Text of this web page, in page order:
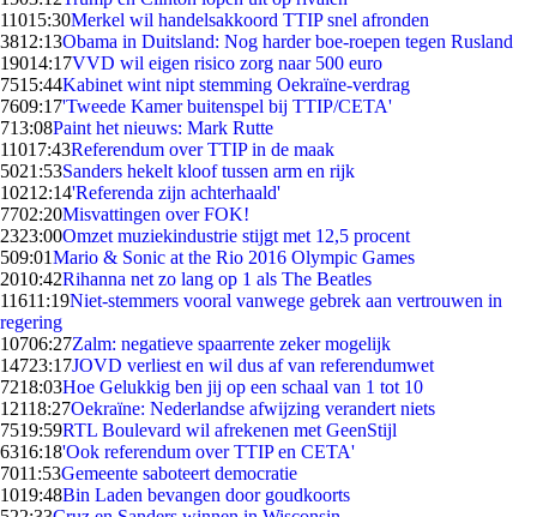
11015:30Merkel wil handelsakkoord TTIP snel afronden
3812:13Obama in Duitsland: Nog harder boe-roepen tegen Rusland
19014:17VVD wil eigen risico zorg naar 500 euro
7515:44Kabinet wint nipt stemming Oekraïne-verdrag
7609:17'Tweede Kamer buitenspel bij TTIP/CETA'
713:08Paint het nieuws: Mark Rutte
11017:43Referendum over TTIP in de maak
5021:53Sanders hekelt kloof tussen arm en rijk
10212:14'Referenda zijn achterhaald'
7702:20Misvattingen over FOK!
2323:00Omzet muziekindustrie stijgt met 12,5 procent
509:01Mario & Sonic at the Rio 2016 Olympic Games
2010:42Rihanna net zo lang op 1 als The Beatles
11611:19Niet-stemmers vooral vanwege gebrek aan vertrouwen in
regering
10706:27Zalm: negatieve spaarrente zeker mogelijk
14723:17JOVD verliest en wil dus af van referendumwet
7218:03Hoe Gelukkig ben jij op een schaal van 1 tot 10
12118:27Oekraïne: Nederlandse afwijzing verandert niets
7519:59RTL Boulevard wil afrekenen met GeenStijl
6316:18'Ook referendum over TTIP en CETA'
7011:53Gemeente saboteert democratie
1019:48Bin Laden bevangen door goudkoorts